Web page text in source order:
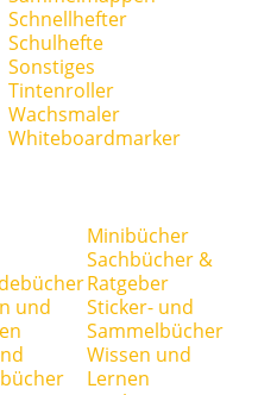
Schnellhefter
Schulhefte
Sonstiges
Tintenroller
Wachsmaler
Whiteboardmarker
und
Minibücher
Sachbücher &
Ratgeber
Sticker- und
Sammelbücher
Wissen und
Lernen